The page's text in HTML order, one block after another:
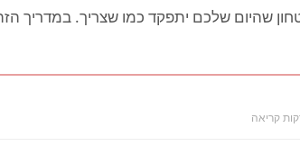
שהיום שלכם יתפקד כמו שצריך. במדריך